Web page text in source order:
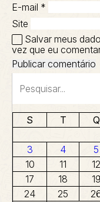
E-mail *
Site
Salvar meus
vez que eu
S T Q
3
4 5
10
11 12
17
18 19
24
25